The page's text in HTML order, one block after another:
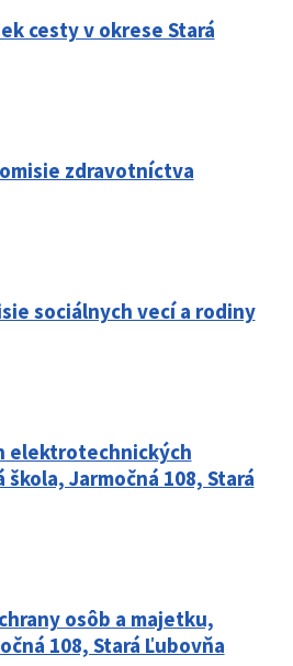
cesty v okrese Stará
zdravotníctva
sociálnych vecí a rodiny
elektrotechnických
Jarmočná 108, Stará
osôb a majetku,
108, Stará Ľubovňa